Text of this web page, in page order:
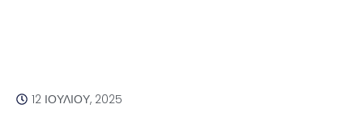
12 ΙΟΥΛΊΟΥ, 2025